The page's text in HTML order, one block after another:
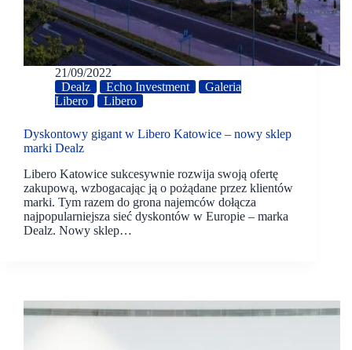
21/09/2022
Dealz
Echo Investment
Galeria
Libero
Libero
Dyskontowy gigant w Libero Katowice – nowy sklep
marki Dealz
Libero Katowice sukcesywnie rozwija swoją ofertę
zakupową, wzbogacając ją o pożądane przez klientów
marki. Tym razem do grona najemców dołącza
najpopularniejsza sieć dyskontów w Europie – marka
Dealz. Nowy sklep…